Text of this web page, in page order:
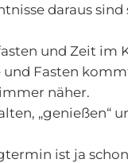
daraus sind
und Zeit im
Fasten
näher.
„genießen“
ist ja